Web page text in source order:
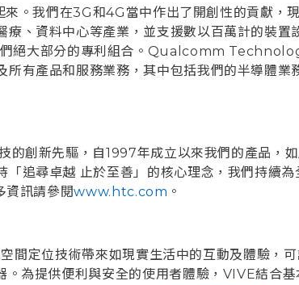
。我們在3G和4G當中作出了開創性的貢獻，
、資料中心等產業，並支援數以百萬計的裝置
絕大部分的專利組合。Qualcomm
有產品和服務業務，其中包括我們的半導體
的創新先驅，自1997年成立以來我們的產品
追尋卓越 止於至善」的核心理念，我們持續
資訊請參閱www.htc.com 。
定位技術帶來如現實生活中的互動及體驗，
為提供便利與安全的使用者體驗，VIVE結合